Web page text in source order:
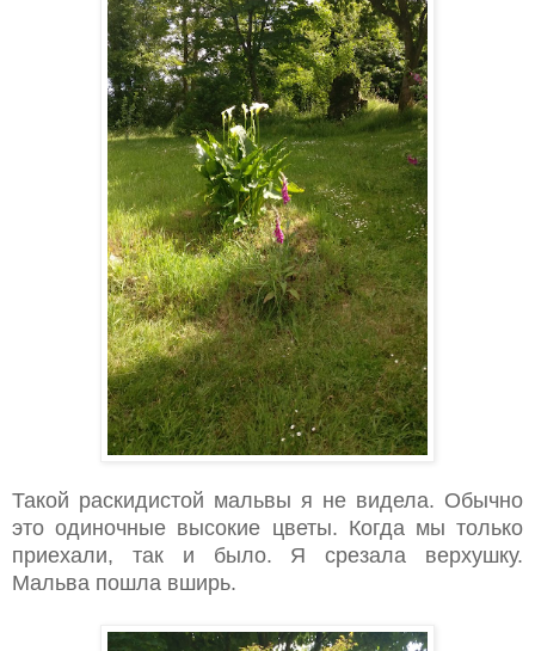
Такой раскидистой мальвы я не видела. Обычно
это одиночные высокие цветы. Когда мы только
приехали, так и было. Я срезала верхушку.
Мальва пошла вширь.